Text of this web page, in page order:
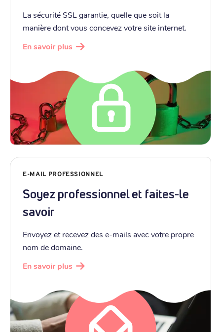
La sécurité SSL garantie, quelle que soit la
manière dont vous concevez votre site internet.
En savoir plus
E-MAIL PROFESSIONNEL
Soyez professionnel et faites-le
savoir
Envoyez et recevez des e-mails avec votre propre
nom de domaine.
En savoir plus